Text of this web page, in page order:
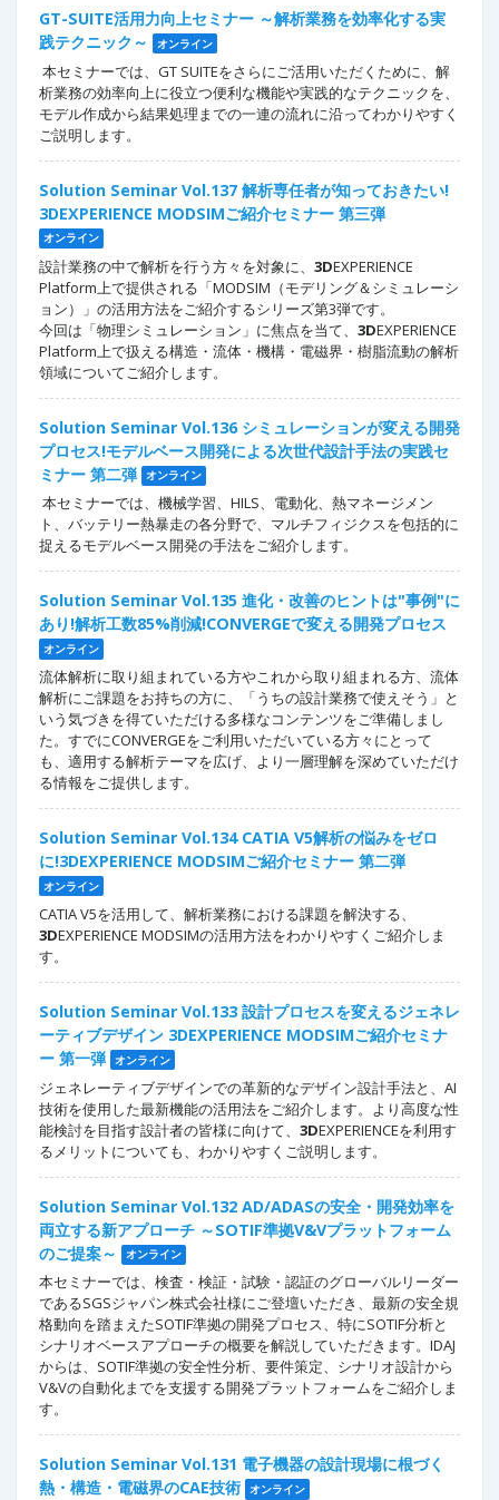
GT-SUITE活用力向上セミナー ～解析業務を効率化する実
践テクニック～
オンライン
本セミナーでは、GT SUITEをさらにご活用いただくために、解
析業務の効率向上に役立つ便利な機能や実践的なテクニックを、
モデル作成から結果処理までの一連の流れに沿ってわかりやすく
ご説明します。
Solution Seminar Vol.137 解析専任者が知っておきたい!
3DEXPERIENCE MODSIMご紹介セミナー 第三弾
オンライン
設計業務の中で解析を行う方々を対象に、 3DEXPERIENCE
Platform上で提供される「MODSIM（モデリング＆シミュレーシ
ョン）」の活用方法をご紹介するシリーズ第3弾です。
今回は「物理シミュレーション」に焦点を当て、 3DEXPERIENCE
Platform上で扱える構造・流体・機構・電磁界・樹脂流動の解析
領域についてご紹介します。
Solution Seminar Vol.136 シミュレーションが変える開発
プロセス!モデルベース開発による次世代設計手法の実践セ
ミナー 第二弾 オンライン
本セミナーでは、機械学習、HILS、電動化、熱マネージメン
ト、バッテリー熱暴走の各分野で、マルチフィジクスを包括的に
捉えるモデルベース開発の手法をご紹介します。
Solution Seminar Vol.135 進化・改善のヒントは"事例"に
あり!解析工数85%削減!CONVERGEで変える開発プロセス
オンライン
流体解析に取り組まれている方やこれから取り組まれる方、流体
解析にご課題をお持ちの方に、「うちの設計業務で使えそう」と
いう気づきを得ていただける多様なコンテンツをご準備しまし
た。すでにCONVERGEをご利用いただいている方々にとって
も、適用する解析テーマを広げ、より一層理解を深めていただけ
る情報をご提供します。
Solution Seminar Vol.134 CATIA V5解析の悩みをゼロ
に!3DEXPERIENCE MODSIMご紹介セミナー 第二弾
オンライン
CATIA V5を活用して、解析業務における課題を解決する、
3DEXPERIENCE MODSIMの活用方法をわかりやすくご紹介しま
す。
Solution Seminar Vol.133 設計プロセスを変えるジェネレ
ーティブデザイン 3DEXPERIENCE MODSIMご紹介セミナ
ー 第一弾
オンライン
ジェネレーティブデザインでの革新的なデザイン設計手法と、AI
技術を使用した最新機能の活用法をご紹介します。より高度な性
能検討を目指す設計者の皆様に向けて、 3DEXPERIENCEを利用す
るメリットについても、わかりやすくご説明します。
Solution Seminar Vol.132 AD/ADASの安全・開発効率を
両立する新アプローチ ～SOTIF準拠V&Vプラットフォーム
のご提案～
オンライン
本セミナーでは、検査・検証・試験・認証のグローバルリーダー
であるSGSジャパン株式会社様にご登壇いただき、最新の安全規
格動向を踏まえたSOTIF準拠の開発プロセス、特にSOTIF分析と
シナリオベースアプローチの概要を解説していただきます。IDAJ
からは、SOTIF準拠の安全性分析、要件策定、シナリオ設計から
V&Vの自動化までを支援する開発プラットフォームをご紹介しま
す。
Solution Seminar Vol.131 電子機器の設計現場に根づく
熱・構造・電磁界のCAE技術 オンライン